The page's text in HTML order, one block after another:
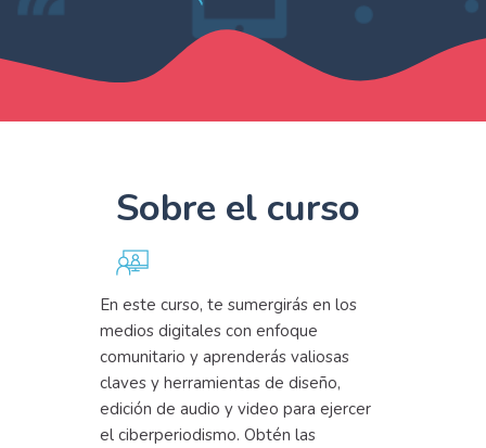
Sobre el curso
En este curso, te sumergirás en los
medios digitales con enfoque
comunitario y aprenderás valiosas
claves y herramientas de diseño,
edición de audio y video para ejercer
el ciberperiodismo. Obtén las